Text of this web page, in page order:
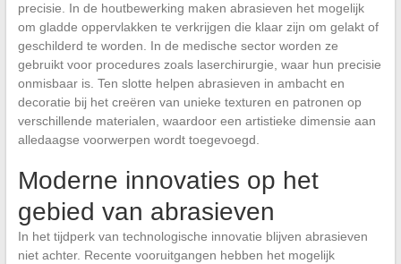
precisie. In de houtbewerking maken abrasieven het mogelijk
om gladde oppervlakken te verkrijgen die klaar zijn om gelakt of
geschilderd te worden. In de medische sector worden ze
gebruikt voor procedures zoals laserchirurgie, waar hun precisie
onmisbaar is. Ten slotte helpen abrasieven in ambacht en
decoratie bij het creëren van unieke texturen en patronen op
verschillende materialen, waardoor een artistieke dimensie aan
alledaagse voorwerpen wordt toegevoegd.
Moderne innovaties op het
gebied van abrasieven
In het tijdperk van technologische innovatie blijven abrasieven
niet achter. Recente vooruitgangen hebben het mogelijk